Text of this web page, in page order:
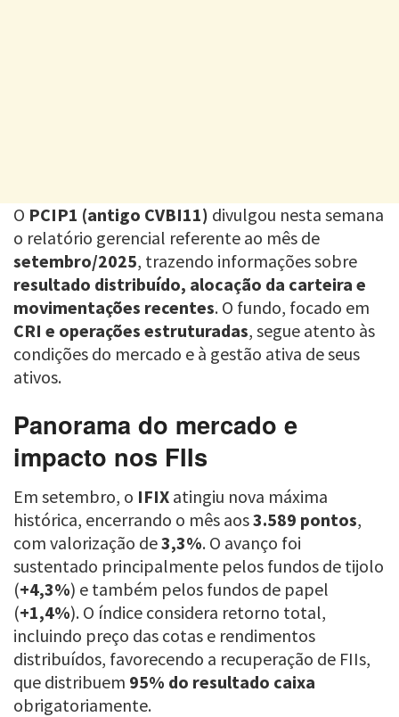
O PCIP1 (antigo CVBI11) divulgou nesta semana
o relatório gerencial referente ao mês de
setembro/2025, trazendo informações sobre
resultado distribuído, alocação da carteira e
movimentações recentes. O fundo, focado em
CRI e operações estruturadas, segue atento às
condições do mercado e à gestão ativa de seus
ativos.
Panorama do mercado e
impacto nos FIIs
Em setembro, o IFIX atingiu nova máxima
histórica, encerrando o mês aos3.589 pontos,
com valorização de3,3%. O avanço foi
sustentado principalmente pelos fundos de tijolo
(+4,3%) e também pelos fundos de papel
(+1,4%). O índice considera retorno total,
incluindo preço das cotas e rendimentos
distribuídos, favorecendo a recuperação de FIIs,
que distribuem 95% do resultado caixa
obrigatoriamente.